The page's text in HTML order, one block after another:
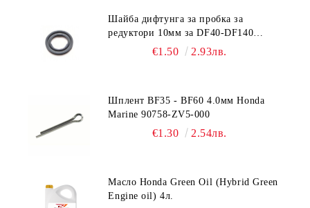
Шайба дифтунга за пробка за
редуктори 10мм за DF40-DF140
Suzuki 09168-10022
€1.50 2.93лв.
Шплент BF35 - BF60 4.0мм Honda
Marine 90758-ZV5-000
€1.30 2.54лв.
Масло Honda Green Oil (Hybrid Green
Engine oil) 4л.